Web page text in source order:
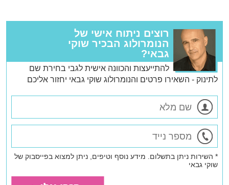
רוצים ניתוח אישי של
הנומרולוג הבכיר שוקי
גבאי?
להתייעצות והכוונה אישית לגבי בחירת שם
לתינוק - השאירו פרטים והנומרולוג שוקי גבאי יחזור אליכם
* השירות ניתן בתשלום. מידע נוסף וטיפים, ניתן למצוא בפייסבוק של
שוקי גבאי